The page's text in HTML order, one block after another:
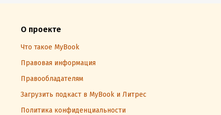
О проекте
Что такое MyBook
Правовая информация
Правообладателям
Загрузить подкаст в MyBook и Литрес
Политика конфиденциальности